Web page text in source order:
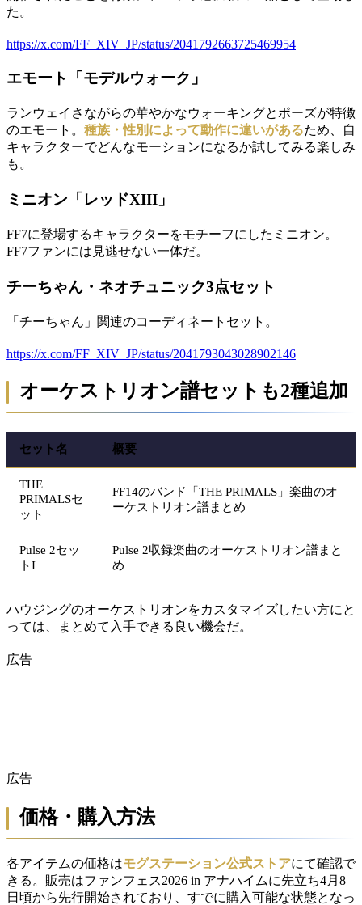
た。
https://x.com/FF_XIV_JP/status/2041792663725469954
エモート「モデルウォーク」
ランウェイさながらの華やかなウォーキングとポーズが特徴
のエモート。 種族・性別によって動作に違いがあるため、自
キャラクターでどんなモーションになるか試してみる楽しみ
も。
ミニオン「レッドXIII」
FF7に登場するキャラクターをモチーフにしたミニオン。
FF7ファンには見逃せない一体だ。
チーちゃん・ネオチュニック3点セット
「チーちゃん」関連のコーディネートセット。
https://x.com/FF_XIV_JP/status/2041793043028902146
オーケストリオン譜セットも2種追加
セット名 概要
THE
PRIMALSセ
ット
FF14のバンド「THE PRIMALS」楽曲のオ
ーケストリオン譜まとめ
Pulse 2セッ
トI
Pulse 2収録楽曲のオーケストリオン譜まと
め
ハウジングのオーケストリオンをカスタマイズしたい方にと
っては、まとめて入手できる良い機会だ。
広告
広告
価格・購入方法
各アイテムの価格はモグステーション公式ストアにて確認で
きる。販売はファンフェス2026 in アナハイムに先立ち4月8
日頃から先行開始されており、すでに購入可能な状態となっ